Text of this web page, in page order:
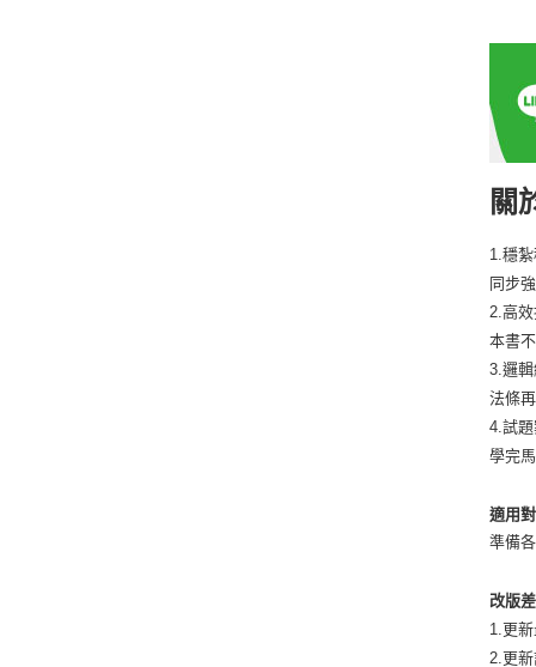
關
1.穩
同步
2.高
本書
3.邏
法條
4.試
學完
適用
準備
改版
1.更
2.更